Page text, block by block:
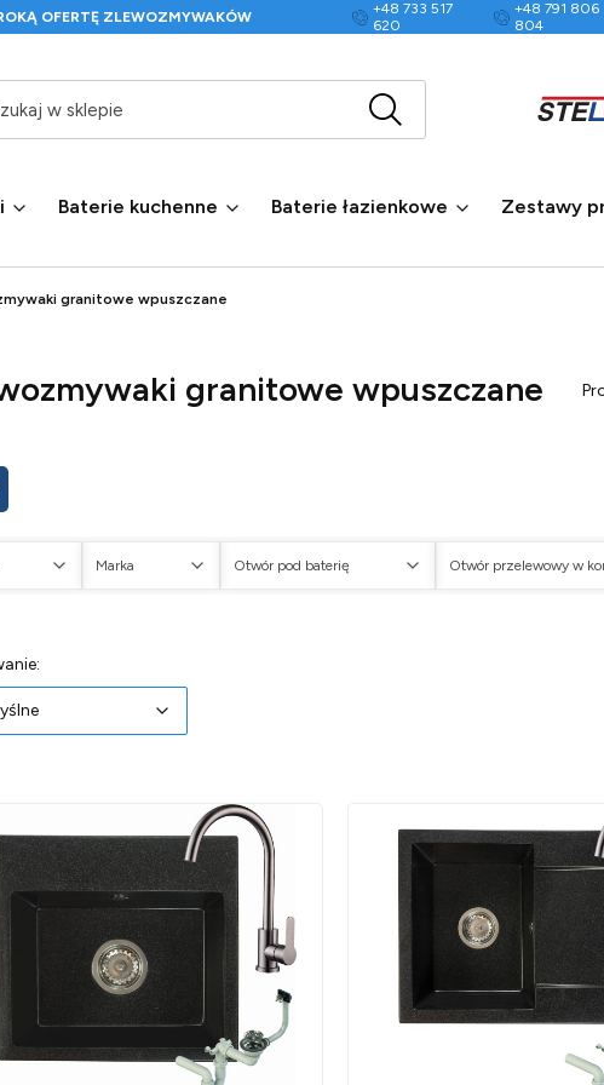
OFERTĘ ZLEWOZMYWAKÓW
+48 733 517
620
+48 791 806
804
WyczyśćSzukaj w sklepie
Baterie kuchenne Baterie łazienkowe Zestawy
granitowe wpuszczane
granitowe wpuszczane
Marka Otwór pod baterię Otwór przelewowy w
produktów